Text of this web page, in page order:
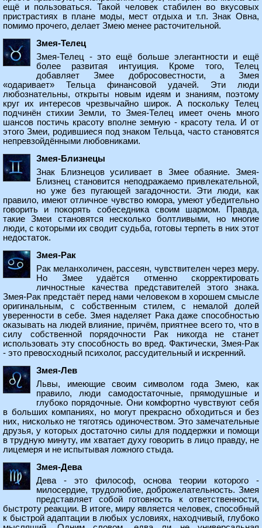
ещё и пользоваться. Такой человек стабилен во вкусовых
пристрастиях в плане моды, мест отдыха и т.п. Знак Овна,
помимо прочего, делает Змею менее расточительной.
Змея-Телец
Змея-Телец - это ещё больше элегантности и ещё
более развитая интуиция. Кроме того, Телец
добавляет Змее добросовестности, а Змея
«одаривает» Тельца финансовой удачей. Эти люди
любознательны, открыты новым идеям и знаниям, поэтому
круг их интересов чрезвычайно широк. А поскольку Телец
подчинён стихии Земли, то Змея-Телец имеет очень много
шансов постичь красоту вполне земную - красоту тела. И от
этого Змеи, родившиеся под знаком Тельца, часто становятся
непревзойдёнными любовниками.
Змея-Близнецы
Знак Близнецов усиливает в Змее обаяние. Змея-
Близнец становится неподражаемо привлекательной,
но уже без пугающей загадочности. Эти люди, как
правило, имеют отличное чувство юмора, умеют убедительно
говорить и покорять собеседника своим шармом. Правда,
такие Змеи становятся несколько болтливыми, но многие
люди, с которыми их сводит судьба, готовы терпеть в них этот
недостаток.
Змея-Рак
Рак меланхоличен, рассеян, чувствителен через меру.
Но Змее удаётся отменно скорректировать
личностные качества представителей этого знака.
Змея-Рак предстаёт перед нами человеком в хорошем смысле
оригинальным, с собственным стилем, с немалой долей
уверенности в себе. Змея наделяет Рака даже способностью
оказывать на людей влияние, причём, приятнее всего то, что в
силу собственной порядочности Рак никогда не станет
использовать эту способность во вред. Фактически, Змея-Рак
- это превосходный психолог, рассудительный и искренний.
Змея-Лев
Львы, имеющие своим символом года Змею, как
правило, люди самодостаточные, прямодушные и
глубоко порядочные. Они комфортно чувствуют себя
в больших компаниях, но могут прекрасно обходиться и без
них, нисколько не тяготясь одиночеством. Это замечательные
друзья, у которых достаточно силы для поддержки и помощи
в трудную минуту, им хватает духу говорить в лицо правду, не
лицемеря и не испытывая ложного стыда.
Змея-Дева
Дева - это философ, основа теории которого -
милосердие, трудолюбие, доброжелательность. Змея
представляет собой готовность к ответственности,
быстроту реакции. В итоге, миру является человек, способный
к быстрой адаптации в любых условиях, находчивый, глубоко